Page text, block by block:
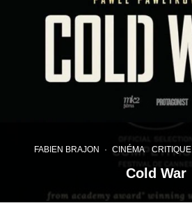
FABIEN BRAJON · CINÉMA CRITIQUE
Cold War